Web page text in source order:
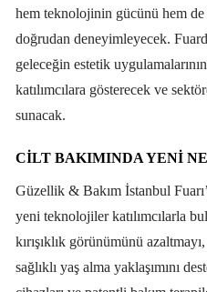
hem teknolojinin gücünü hem
doğrudan deneyimleyecek.
geleceğin estetik
katılımcılara gösterecek ve
sunacak.
CİLT BAKIMINDA YENİ
Güzellik & Bakım İstanbul
yeni teknolojiler katılımcılarla
kırışıklık görünümünü
sağlıklı yaş alma yaklaşımını